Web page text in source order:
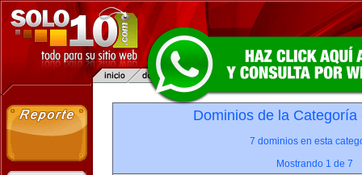
Dominios de la
7 dominios en esta
Mostrando 1 de 7